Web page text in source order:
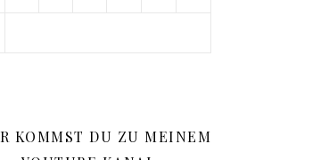
KOMMST DU ZU MEINEM